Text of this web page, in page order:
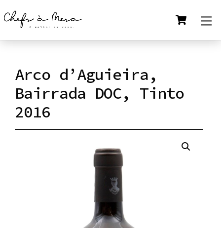
to
content
Cart
Arco d’Aguieira,
Bairrada DOC, Tinto
2016